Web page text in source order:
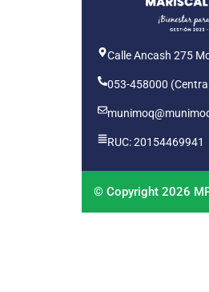
Calle Ancash 275
053-458000
RUC: 20154469941
© Copyright 2026